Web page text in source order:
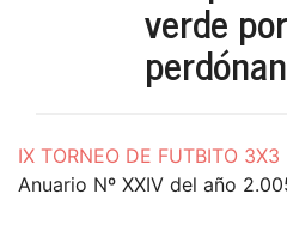
verde
IX TORNEO DE FUTBITO
Anuario Nº XXIV del año